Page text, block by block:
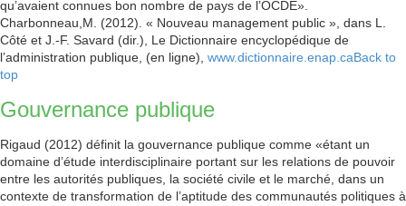
qu’avaient connues bon nombre de pays de l’OCDE».
Charbonneau,M. (2012). « Nouveau management public », dans L.
Côté et J.-F. Savard (dir.), Le Dictionnaire encyclopédique de
l’administration publique, (en ligne), www.dictionnaire.enap.caBack to
top
Gouvernance publique
Rigaud (2012) définit la gouvernance publique comme «étant un
domaine d’étude interdisciplinaire portant sur les relations de pouvoir
entre les autorités publiques, la société civile et le marché, dans un
contexte de transformation de l’aptitude des communautés politiques à